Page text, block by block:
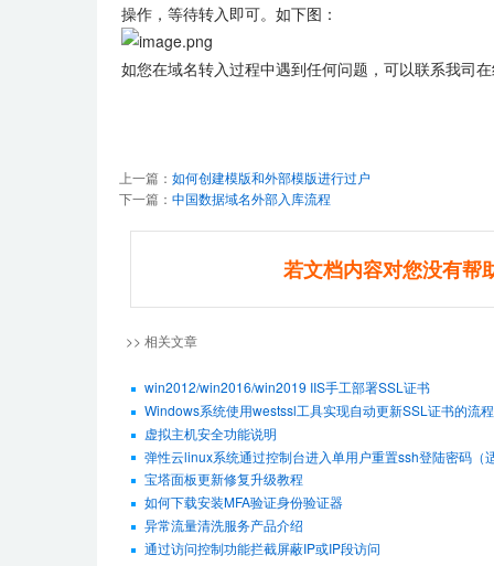
操作，等待转入即可。如下图：
如您在域名转入过程中遇到任何问题，可以联系我司
上一篇： 如何创建模版和外部模版进行过户
下一篇： 中国数据域名外部入库流程
若文档内容对您没有帮
>> 相关文章
win2012/win2016/win2019 IIS手工部署SSL证书
Windows系统使用westssl工具实现自动更新SSL证书的流程
虚拟主机安全功能说明
弹性云linux系统通过控制台进入单用户重置ssh登陆密码（
宝塔面板更新修复升级教程
如何下载安装MFA验证身份验证器
异常流量清洗服务产品介绍
通过访问控制功能拦截屏蔽IP或IP段访问